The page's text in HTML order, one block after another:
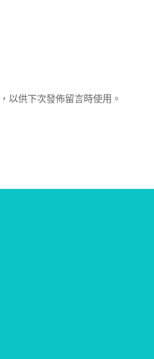
以供下次發佈留言時使用。